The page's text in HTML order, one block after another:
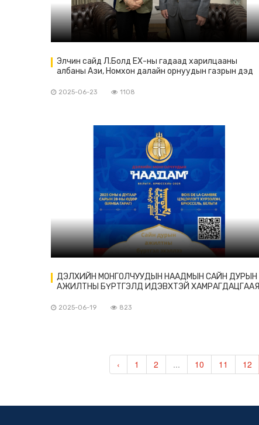
Элчин сайд Л.Болд ЕХ-ны гадаад харилцааны
албаны Ази, Номхон далайн орнуудын газрын дэд
хүлээн авч уулзав.
2025-06-23 1108
ДЭЛХИЙН МОНГОЛЧУУДЫН НААДМЫН САЙН ДУРЫН
АЖИЛТНЫ БҮРТГЭЛД ИДЭВХТЭЙ ХАМРАГДАЦГААЯ
2025-06-19 823
‹ 1 2 ... 10 11 12